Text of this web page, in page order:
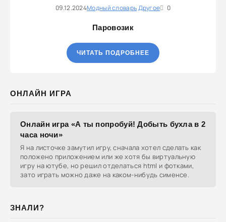
09.12.2024Модный словарьДругое 0
Паровозик
ЧИТАТЬ ПОДРОБНЕЕ
ОНЛАЙН ИГРА
Онлайн игра «А ты попробуй! Добыть бухла в 2
часа ночи»
Я на листочке замутил игру, сначала хотел сделать как
положено приложением или же хотя бы виртуальную
игру на ютубе, но решил отделаться html и фотками,
зато играть можно даже на каком-нибудь сименсе.
ЗНАЛИ?